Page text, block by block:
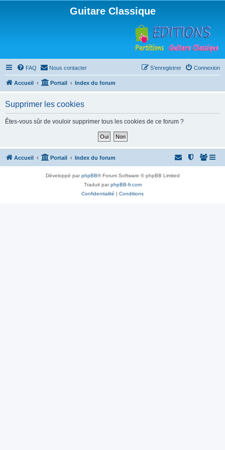
Guitare Classique
FAQ Nous contacter Connexion
S’enregistrer
Accueil Portail Index du forum
Supprimer les cookies
Êtes-vous sûr de vouloir supprimer tous les cookies de ce forum ?
Accueil Portail Index du forum
Développé parphpBB® Forum Software © phpBB Limited
Traduit parphpBB-fr.com
Confidentialité | Conditions